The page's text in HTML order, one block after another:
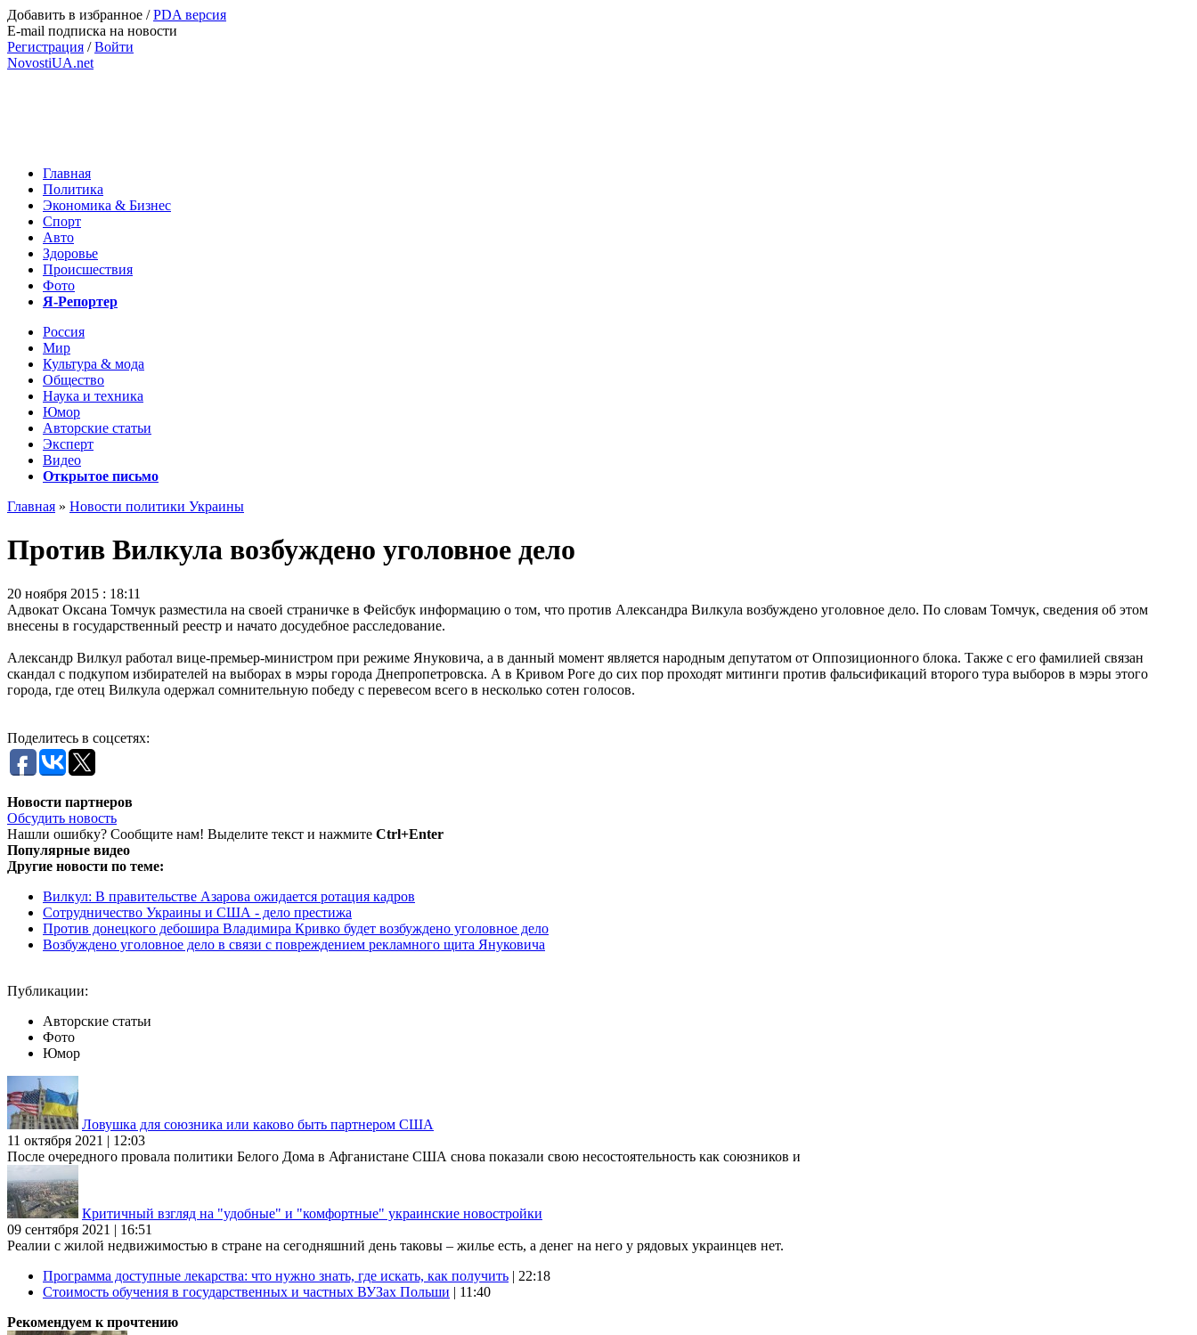
Добавить в избранное /PDA версия
E-mail подписка на новости
Регистрация /Войти
NovostiUA.net
Главная
Политика
Экономика & Бизнес
Спорт
Авто
Здоровье
Происшествия
Фото
Я-Репортер
Россия
Мир
Культура & мода
Общество
Наука и техника
Юмор
Авторские статьи
Эксперт
Видео
Открытое письмо
Главная » Новости политики Украины
Против Вилкула возбуждено уголовное дело
20 ноября 2015 : 18:11
Адвокат Оксана Томчук разместила на своей страничке в Фейсбук информацию о том, что против Александра Вилкула возбуждено уголовное дело. По словам Томчук, сведения об этом
внесены в государственный реестр и начато досудебное расследование.
Александр Вилкул работал вице-премьер-министром при режиме Януковича, а в данный момент является народным депутатом от Оппозиционного блока. Также с его фамилией связан
скандал с подкупом избирателей на выборах в мэры города Днепропетровска. А в Кривом Роге до сих пор проходят митинги против фальсификаций второго тура выборов в мэры этого
города, где отец Вилкула одержал сомнительную победу с перевесом всего в несколько сотен голосов.
Поделитесь в соцсетях:
Новости партнеров
Обсудить новость
Нашли ошибку? Сообщите нам! Выделите текст и нажмите Ctrl+Enter
Популярные видео
Другие новости по теме:
Вилкул: В правительстве Азарова ожидается ротация кадров
Сотрудничество Украины и США - дело престижа
Против донецкого дебошира Владимира Кривко будет возбуждено уголовное дело
Возбуждено уголовное дело в связи с повреждением рекламного щита Януковича
Публикации:
Авторские статьи
Фото
Юмор
Ловушка для союзника или каково быть партнером США
11 октября 2021 | 12:03
После очередного провала политики Белого Дома в Афганистане США снова показали свою несостоятельность как союзников и
Критичный взгляд на "удобные" и "комфортные" украинские новостройки
09 сентября 2021 | 16:51
Реалии с жилой недвижимостью в стране на сегодняшний день таковы – жилье есть, а денег на него у рядовых украинцев нет.
Программа доступные лекарства: что нужно знать, где искать, как получить | 22:18
Стоимость обучения в государственных и частных ВУЗах Польши | 11:40
Рекомендуем к прочтению